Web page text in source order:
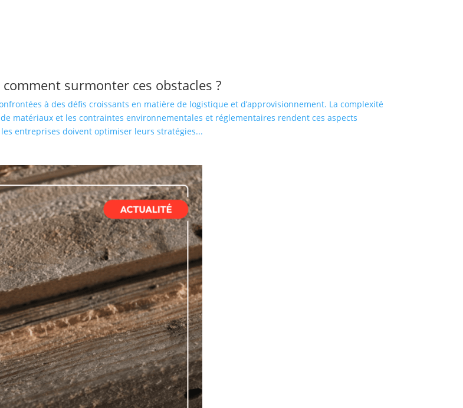
surmonter ces obstacles ?
à des défis croissants en matière de logistique et d’approvisionnement. La complexité
matériaux et les contraintes environnementales et réglementaires rendent ces aspects
entreprises doivent optimiser leurs stratégies...